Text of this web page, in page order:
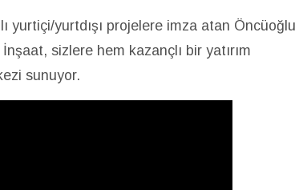
yurtiçi/yurtdışı projelere imza atan Öncüoğlu
sizlere hem kazançlı bir yatırım
sunuyor.